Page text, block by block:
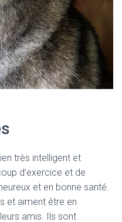
très intelligent et
d’exercice et de
et en bonne santé.
et aiment être en
amis. Ils sont